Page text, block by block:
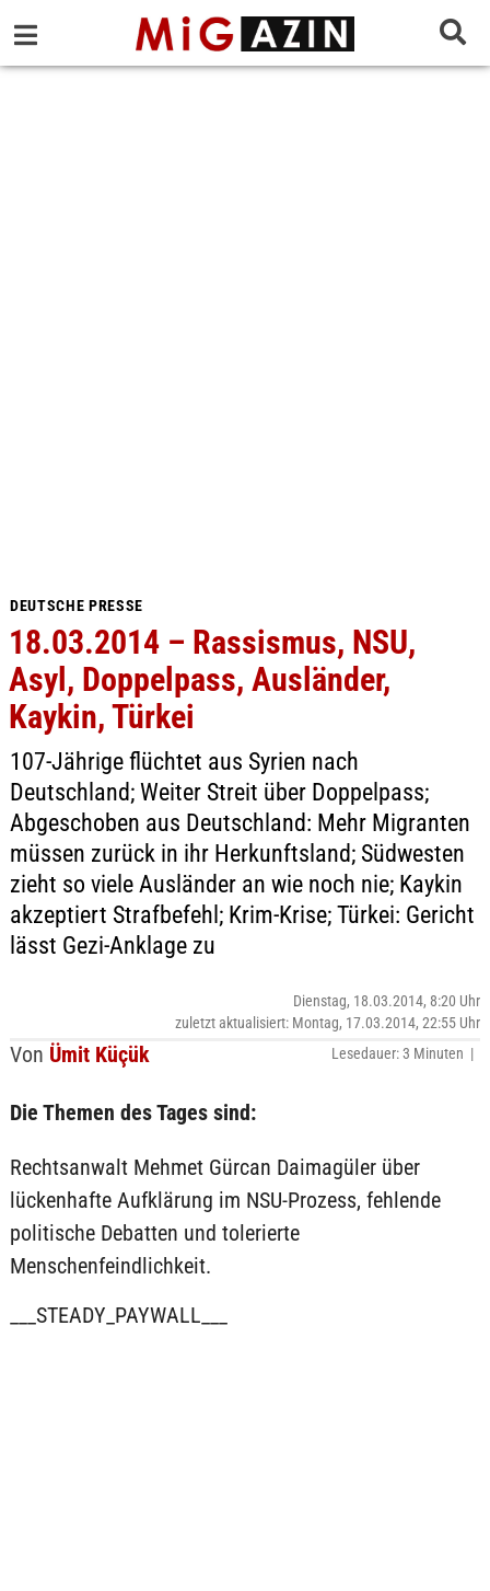
DEUTSCHE PRESSE
18.03.2014 – Rassismus, NSU,
Asyl, Doppelpass, Ausländer,
Kaykin, Türkei
107-Jährige flüchtet aus Syrien nach
Deutschland; Weiter Streit über Doppelpass;
Abgeschoben aus Deutschland: Mehr Migranten
müssen zurück in ihr Herkunftsland; Südwesten
zieht so viele Ausländer an wie noch nie; Kaykin
akzeptiert Strafbefehl; Krim-Krise; Türkei: Gericht
lässt Gezi-Anklage zu
Von Ümit Küçük
Dienstag, 18.03.2014, 8:20 Uhr
zuletzt aktualisiert: Montag, 17.03.2014, 22:55 Uhr
Lesedauer: 3 Minuten |
Die Themen des Tages sind:
Rechtsanwalt Mehmet Gürcan Daimagüler über
lückenhafte Aufklärung im NSU-Prozess, fehlende
politische Debatten und tolerierte
Menschenfeindlichkeit.
___STEADY_PAYWALL___